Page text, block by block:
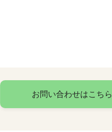
お問い合わせはこちら